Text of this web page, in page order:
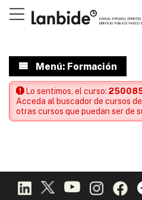
Menú: Formación
Lo sentimos, el curso:
Acceda al buscador de cursos
otras cursos que puedan ser de